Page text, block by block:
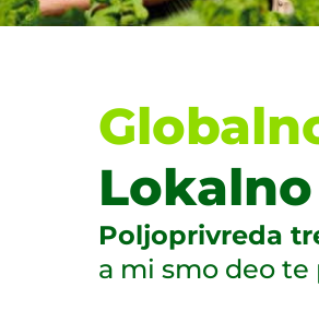
Poljoprivreda
a mi smo deo te